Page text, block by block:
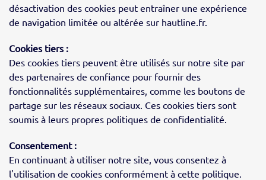
désactivation des cookies peut entraîner une expérience
de navigation limitée ou altérée sur hautline.fr.
Cookies tiers :
Des cookies tiers peuvent être utilisés sur notre site par
des partenaires de confiance pour fournir des
fonctionnalités supplémentaires, comme les boutons de
partage sur les réseaux sociaux. Ces cookies tiers sont
soumis à leurs propres politiques de confidentialité.
Consentement :
En continuant à utiliser notre site, vous consentez à
l'utilisation de cookies conformément à cette politique.